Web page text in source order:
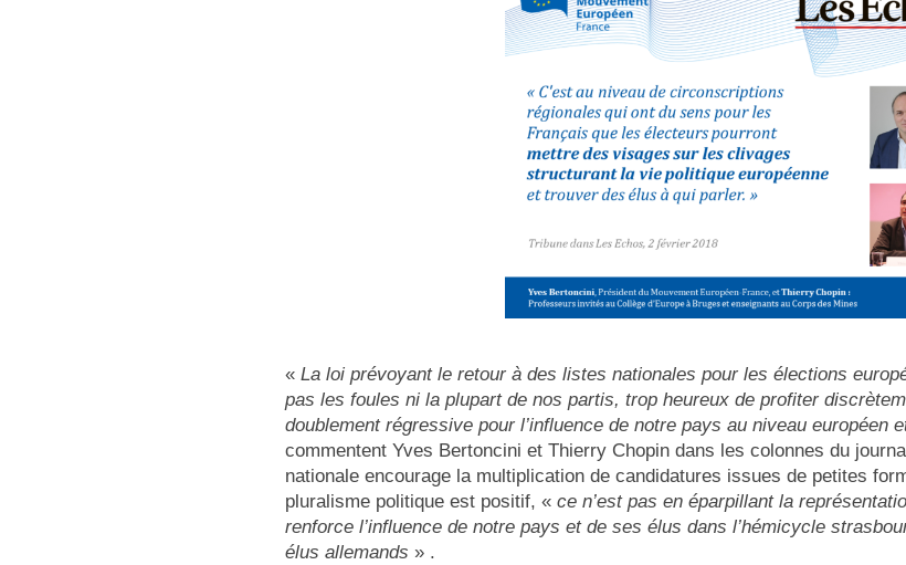
« La loi prévoyant le retour à des listes nationales pour les élections
pas les foules ni la plupart de nos partis, trop heureux de profiter
doublement régressive pour l’influence de notre pays au niveau européen
commentent Yves Bertoncini et Thierry Chopin dans les colonnes du
nationale encourage la multiplication de candidatures issues de petites
pluralisme politique est positif, « ce n’est pas en éparpillant la
renforce l’influence de notre pays et de ses élus dans l’hémicycle
élus allemands » .